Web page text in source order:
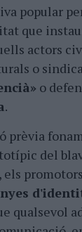
popular
que
actors
o
o
.
prèvia
del
qualsevol